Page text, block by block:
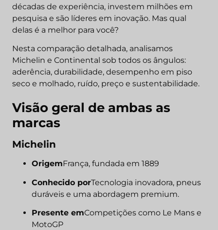
décadas de experiência, investem milhões em
pesquisa e são líderes em inovação. Mas qual
delas é a melhor para você?
Nesta comparação detalhada, analisamos
Michelin e Continental sob todos os ângulos:
aderência, durabilidade, desempenho em piso
seco e molhado, ruído, preço e sustentabilidade.
Visão geral de ambas as
marcas
Michelin
OrigemFrança, fundada em 1889
Conhecido porTecnologia inovadora, pneus
duráveis e uma abordagem premium.
Presente emCompetições como Le Mans e
MotoGP